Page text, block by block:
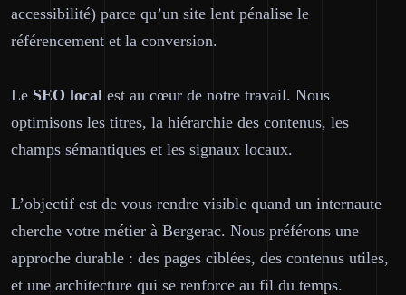
accessibilité) parce qu’un site lent pénalise le
référencement et la conversion.
Le SEO local est au cœur de notre travail. Nous
optimisons les titres, la hiérarchie des contenus, les
champs sémantiques et les signaux locaux.
L’objectif est de vous rendre visible quand un internaute
cherche votre métier à Bergerac. Nous préférons une
approche durable : des pages ciblées, des contenus utiles,
et une architecture qui se renforce au fil du temps.